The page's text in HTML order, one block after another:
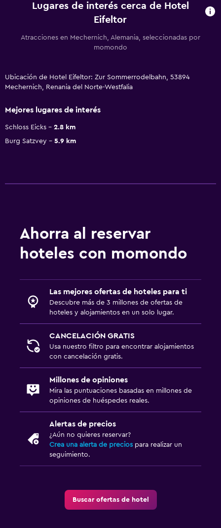
Lugares de interés cerca de Hotel
Eifeltor
Atracciones en Mechernich, Alemania, seleccionadas por
momondo
Ubicación de Hotel Eifeltor: Zur Sommerrodelbahn, 53894
Mechernich, Renania del Norte-Westfalia
Mejores lugares de interés
Schloss Eicks
2.8 km
Burg Satzvey
5.9 km
Ahorra al reservar
hoteles con momondo
Las mejores ofertas de hoteles para ti
Descubre más de 3 millones de ofertas de
hoteles y alojamientos en un solo lugar.
CANCELACIÓN GRATIS
Usa nuestro filtro para encontrar alojamientos
con cancelación gratis.
Millones de opiniones
Mira las puntuaciones basadas en millones de
opiniones de huéspedes reales.
Alertas de precios
¿Aún no quieres reservar?
Crea una alerta de precios para realizar un
seguimiento.
Buscar ofertas de hotel